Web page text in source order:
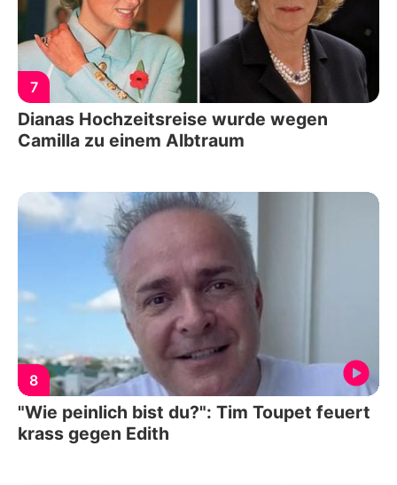
7
Dianas Hochzeitsreise wurde wegen
Camilla zu einem Albtraum
8
"Wie peinlich bist du?": Tim Toupet feuert
krass gegen Edith